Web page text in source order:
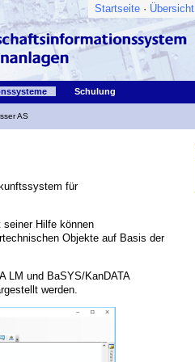
Startseite · Übersicht
Schulung
AS
für
Hilfe können
Objekte auf Basis der
LM und BaSYS/KanDATA
werden.